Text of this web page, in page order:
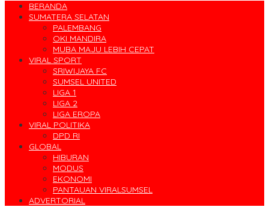
BERANDA
SUMATERA SELATAN
PALEMBANG
OKI MANDIRA
MUBA MAJU LEBIH CEPAT
VIRAL SPORT
SRIWIJAYA FC
SUMSEL UNITED
LIGA 1
LIGA 2
LIGA EROPA
VIRAL POLITIKA
DPD RI
GLOBAL
HIBURAN
MODUS
EKONOMI
PANTAUAN VIRALSUMSEL
ADVERTORIAL